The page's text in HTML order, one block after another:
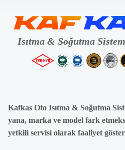
Kafkas Oto Isıtma & Soğutma
yana, marka ve model fark
yetkili servisi olarak faaliyet